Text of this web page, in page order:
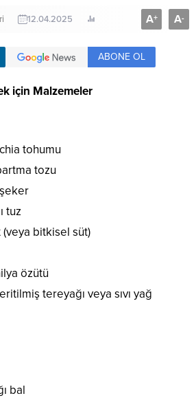
12.04.2025 A+ A-
ABONE OL
için Malzemeler
tohumu
tozu
tuz
(veya bitkisel süt)
özütü
tereyağı veya sıvı yağ
bal